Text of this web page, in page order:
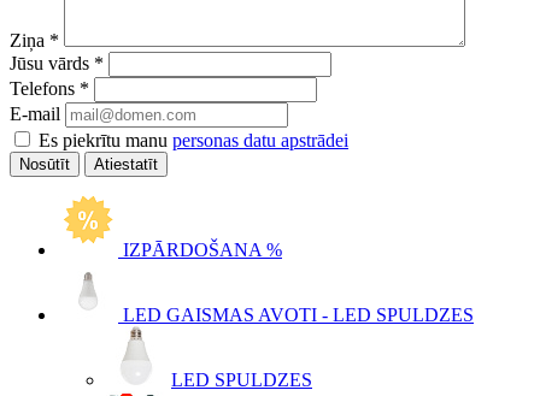
Ziņa *
Jūsu vārds *
Telefons *
E-mail
Es piekrītu manu personas datu apstrādei
Atiestatīt
IZPĀRDOŠANA %
LED GAISMAS AVOTI - LED SPULDZES
LED SPULDZES